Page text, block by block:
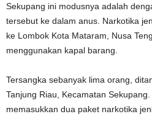
Sekupang ini modusnya adalah
tersebut ke dalam anus. Narkotika
ke Lombok Kota Mataram, Nusa
menggunakan kapal barang.
Tersangka sebanyak lima orang,
Tanjung Riau, Kecamatan
memasukkan dua paket narkotika